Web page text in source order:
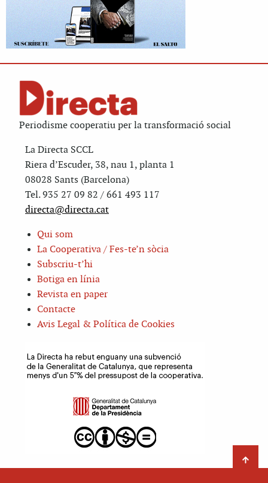
Periodisme cooperatiu per la transformació social
La Directa SCCL
Riera d’Escuder, 38, nau 1, planta 1
08028 Sants (Barcelona)
Tel. 935 27 09 82 / 661 493 117
directa@directa.cat
Qui som
La Cooperativa / Fes-te’n sòcia
Subscriu-t’hi
Botiga en línia
Revista en paper
Contacte
Avis Legal & Política de Cookies